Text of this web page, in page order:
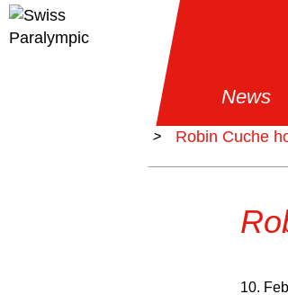
News
> Robin Cuche
10.